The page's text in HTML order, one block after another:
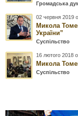
Громадська
02 червня 2019
Микола
України”
Суспільство
16 лютого 2018
Микола
Суспільство